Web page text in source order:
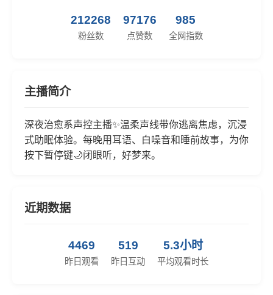
212268
粉丝数
97176
点赞数
985
全网指数
主播简介
深夜治愈系声控主播✨温柔声线带你逃离焦虑，沉浸
式助眠体验。每晚用耳语、白噪音和睡前故事，为你
按下暂停键🌙闭眼听，好梦来。
近期数据
4469
昨日观看
519
昨日互动
5.3小时
平均观看时长